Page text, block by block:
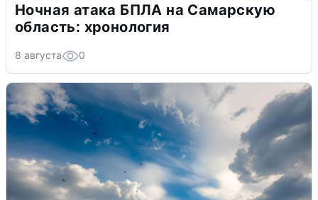
Ночная атака БПЛА на Самарскую
область: хронология
8 августа 0